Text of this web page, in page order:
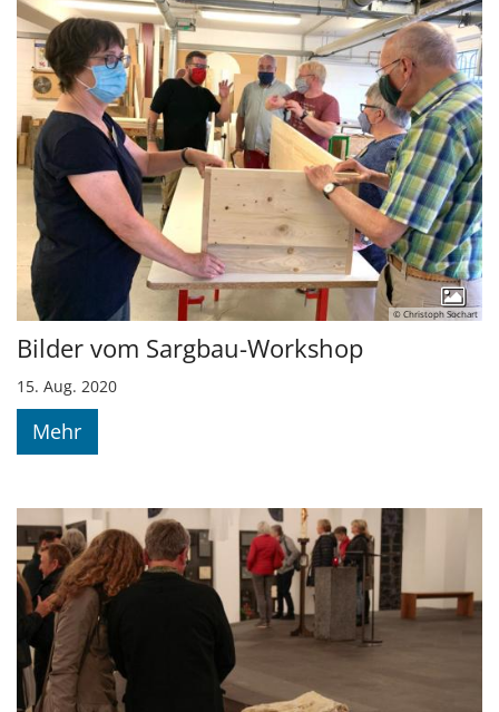
© Christoph Sochart
Bilder vom Sargbau-Workshop
15. Aug. 2020
Mehr